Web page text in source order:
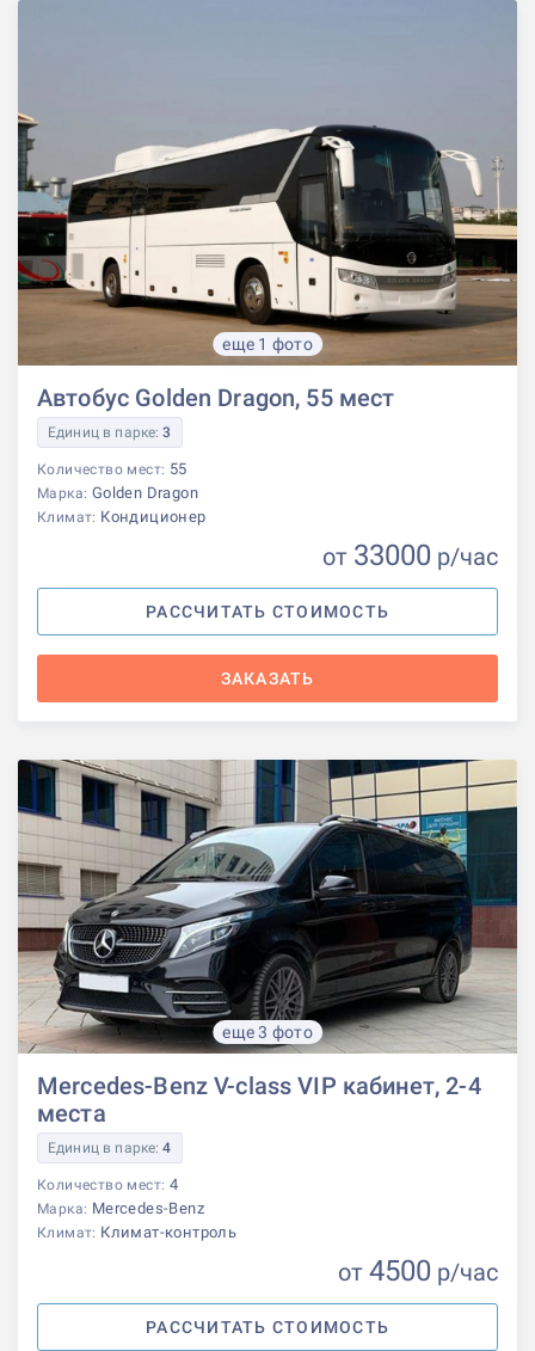
еще 1 фото
Автобус Golden Dragon, 55 мест
Единиц в парке:3
Количество мест: 55
Марка: Golden Dragon
Климат: Кондиционер
от 33000 р/час
РАССЧИТАТЬ СТОИМОСТЬ
ЗАКАЗАТЬ
еще 3 фото
Mercedes-Benz V-class VIP кабинет, 2-4
места
Единиц в парке:4
Количество мест: 4
Марка: Mercedes-Benz
Климат: Климат-контроль
от 4500 р/час
РАССЧИТАТЬ СТОИМОСТЬ